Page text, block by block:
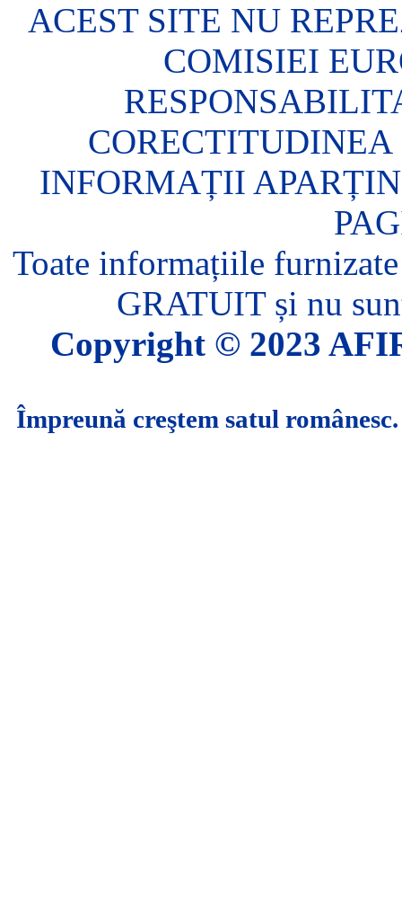
ACEST SITE NU
COMISIEI
CORECTITUDINEA
INFORMAȚII
Toate informațiile
GRATUIT și nu
Copyright © 2023
Împreună creştem satul românesc.